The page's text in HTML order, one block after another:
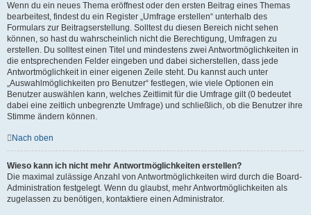
Wenn du ein neues Thema eröffnest oder den ersten Beitrag eines Themas
bearbeitest, findest du ein Register „Umfrage erstellen“ unterhalb des
Formulars zur Beitragserstellung. Solltest du diesen Bereich nicht sehen
können, so hast du wahrscheinlich nicht die Berechtigung, Umfragen zu
erstellen. Du solltest einen Titel und mindestens zwei Antwortmöglichkeiten in
die entsprechenden Felder eingeben und dabei sicherstellen, dass jede
Antwortmöglichkeit in einer eigenen Zeile steht. Du kannst auch unter
„Auswahlmöglichkeiten pro Benutzer“ festlegen, wie viele Optionen ein
Benutzer auswählen kann, welches Zeitlimit für die Umfrage gilt (0 bedeutet
dabei eine zeitlich unbegrenzte Umfrage) und schließlich, ob die Benutzer ihre
Stimme ändern können.
Nach oben
Wieso kann ich nicht mehr Antwortmöglichkeiten erstellen?
Die maximal zulässige Anzahl von Antwortmöglichkeiten wird durch die Board-
Administration festgelegt. Wenn du glaubst, mehr Antwortmöglichkeiten als
zugelassen zu benötigen, kontaktiere einen Administrator.